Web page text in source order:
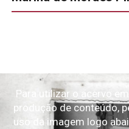
Para utilizar o acervo
produção de conteúdo,
uso da imagem logo